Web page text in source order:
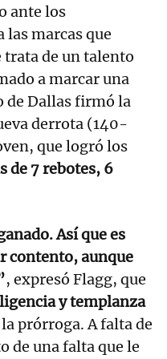
ante los
las marcas que
trata de un talento
a marcar una
de Dallas firmó la
derrota (140-
que logró los
de 7 rebotes, 6
Así que es
contento, aunque
, expresó Flagg, que
y templanza
prórroga. A falta de
de una falta que le